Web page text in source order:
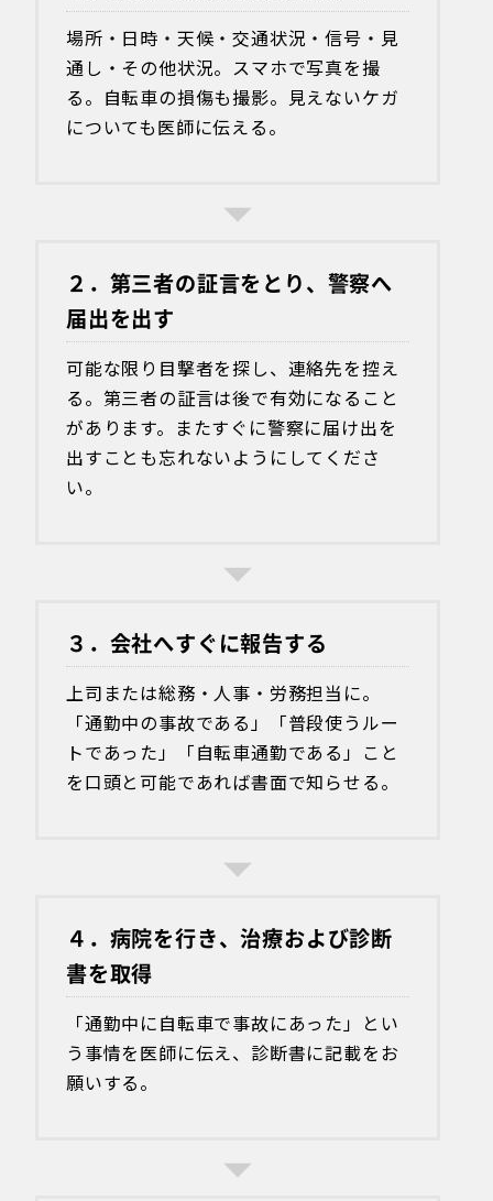
場所・日時・天候・交通状況・信号・見
通し・その他状況。スマホで写真を撮
る。自転車の損傷も撮影。見えないケガ
についても医師に伝える。
２．第三者の証言をとり、警察へ
届出を出す
可能な限り目撃者を探し、連絡先を控え
る。第三者の証言は後で有効になること
があります。またすぐに警察に届け出を
出すことも忘れないようにしてくださ
い。
３．会社へすぐに報告する
上司または総務・人事・労務担当に。
「通勤中の事故である」「普段使うルー
トであった」「自転車通勤である」こと
を口頭と可能であれば書面で知らせる。
４．病院を行き、治療および診断
書を取得
「通勤中に自転車で事故にあった」とい
う事情を医師に伝え、診断書に記載をお
願いする。